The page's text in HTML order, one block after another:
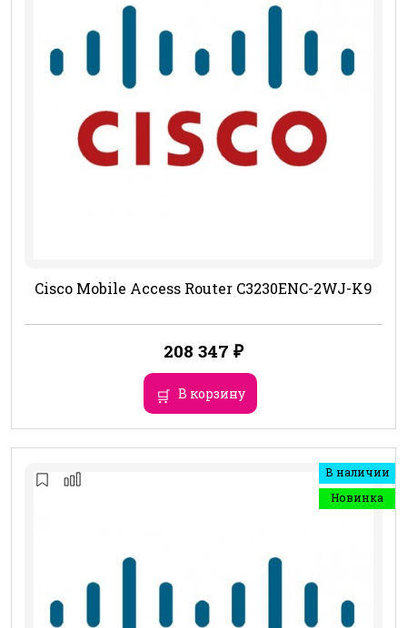
Cisco Mobile Access Router C3230ENC-2WJ-K9
208 347 ₽
В корзину
В наличии
Новинка